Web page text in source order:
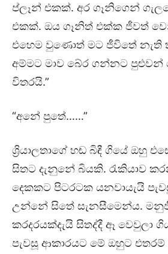
ප්ලෑන් එකක්. අර ගෑනිගෙන්
එකක්. ඔය ගෑනිත් එක්ක ජීවත්
එහෙම වුණොත් මට ජීවිතේ නැති
අම්මට මාව බේර ගන්නට පුළුවන්
විතරයි.”
“අනේ පුතේ……”
ශ්‍රියාලතාගේ හඬ බිඳී ගියේ ඔහු
සිතට දැනුනේ බියකි. රැකියාව
දෙකකට පිටරටක යනවායැයි
උන්නේ සිතේ සැනසීමෙන්ය.
කරදරයක්දැයි සිතද්දී ඈ වෙවුලා
පැවසූ ආකාරයට මේ ඔහුට